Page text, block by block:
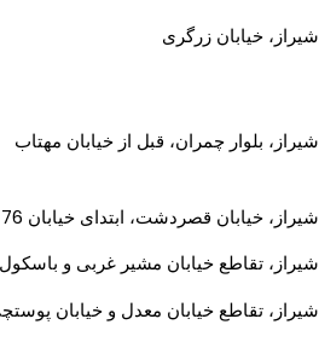
شیراز، خیابان زرگری
شیراز، بلوار چمران، قبل از خیابان مهتاب
شیراز، خیابان قصردشت، ابتدای خیابان 76 قصردشت
شیراز، تقاطع خیابان مشیر غربی و باسکول
شیراز، تقاطع خیابان معدل و خیابان